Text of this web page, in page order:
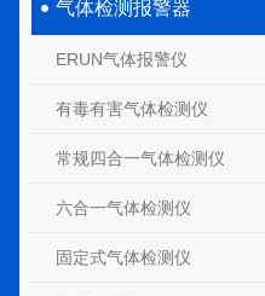
气体检测报警器
ERUN气体报警仪
有毒有害气体检测仪
常规四合一气体检测仪
六合一气体检测仪
固定式气体检测仪